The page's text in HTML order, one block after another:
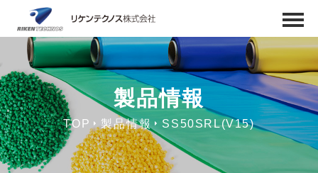
製品情報
TOP 製品情報 SS50SRL(V15)